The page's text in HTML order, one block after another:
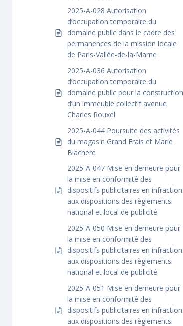
2025-A-028 Autorisation
d’occupation temporaire du
domaine public dans le cadre des
permanences de la mission locale
de Paris-Vallée-de-la-Marne
2025-A-036 Autorisation
d’occupation temporaire du
domaine public pour la construction
d’un immeuble collectif avenue
Charles Rouxel
2025-A-044 Poursuite des activités
du magasin Grand Frais et Marie
Blachere
2025-A-047 Mise en demeure pour
la mise en conformité des
dispositifs publicitaires en infraction
aux dispositions des règlements
national et local de publicité
2025-A-050 Mise en demeure pour
la mise en conformité des
dispositifs publicitaires en infraction
aux dispositions des règlements
national et local de publicité
2025-A-051 Mise en demeure pour
la mise en conformité des
dispositifs publicitaires en infraction
aux dispositions des règlements